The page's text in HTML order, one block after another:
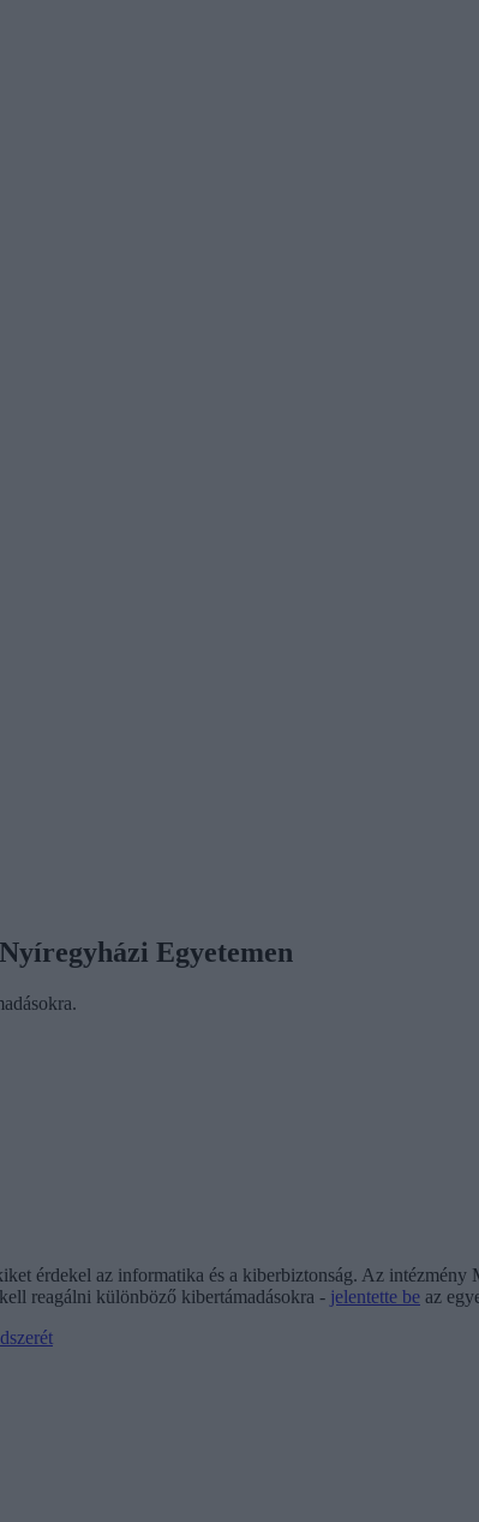
Egyetemen
érdekel az informatika és a kiberbiztonság. Az
reagálni különböző kibertámadásokra - jelentette be az